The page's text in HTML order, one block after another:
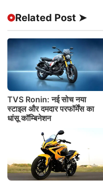
Related Post ➤
TVS Ronin: नई सोच नया
स्टाइल और दमदार परफॉर्मेंस का
धांसू कॉम्बिनेशन